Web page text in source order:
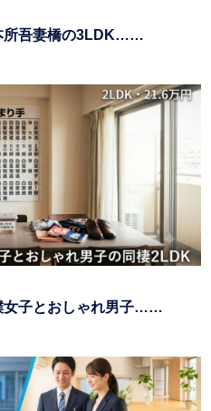
所吾妻橋の3LDK……
女子とおしゃれ男子……